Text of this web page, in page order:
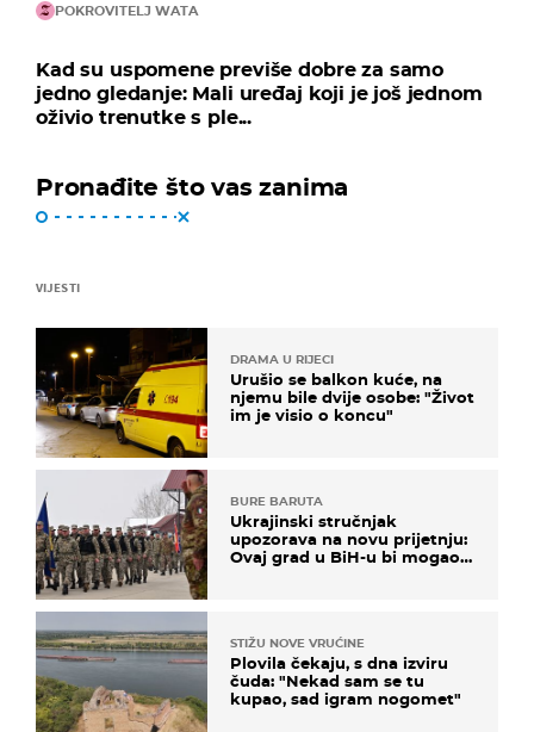
POKROVITELJ WATA
Kad su uspomene previše dobre za samo
jedno gledanje: Mali uređaj koji je još jednom
oživio trenutke s ple...
Pronađite što vas zanima
VIJESTI
DRAMA U RIJECI
Urušio se balkon kuće, na
njemu bile dvije osobe: "Život
im je visio o koncu"
BURE BARUTA
Ukrajinski stručnjak
upozorava na novu prijetnju:
Ovaj grad u BiH-u bi mogao
STIŽU NOVE VRUĆINE
Plovila čekaju, s dna izviru
čuda: "Nekad sam se tu
kupao, sad igram nogomet"